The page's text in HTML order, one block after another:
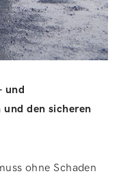
und
den sicheren
ohne Schaden